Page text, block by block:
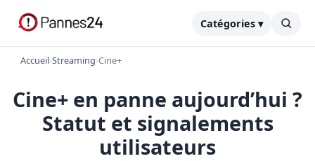
Catégories ▾
Accueil›Streaming›Cine+
Cine+ en panne aujourd’hui ?
Statut et signalements
utilisateurs